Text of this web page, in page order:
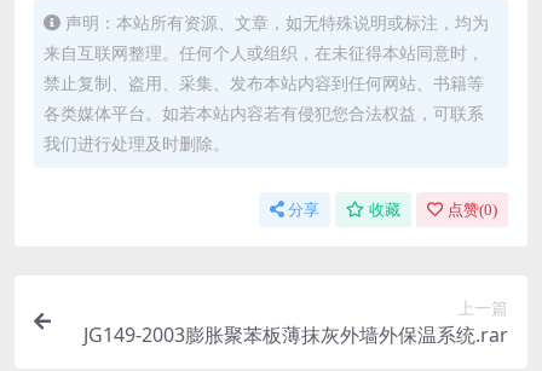
声明：本站所有资源、文章，如无特殊说明或标注，均为
来自互联网整理。任何个人或组织，在未征得本站同意时，
禁止复制、盗用、采集、发布本站内容到任何网站、书籍等
各类媒体平台。如若本站内容若有侵犯您合法权益，可联系
我们进行处理及时删除。
分享 收藏 点赞(0)
上一篇
JG149-2003膨胀聚苯板薄抹灰外墙外保温系统.rar